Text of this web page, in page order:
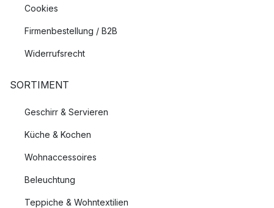
Cookies
Firmenbestellung / B2B
Widerrufsrecht
SORTIMENT
Geschirr & Servieren
Küche & Kochen
Wohnaccessoires
Beleuchtung
Teppiche & Wohntextilien